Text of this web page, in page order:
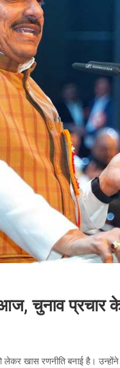
आज, चुनाव
लेकर खास रणनीति बनाई है।